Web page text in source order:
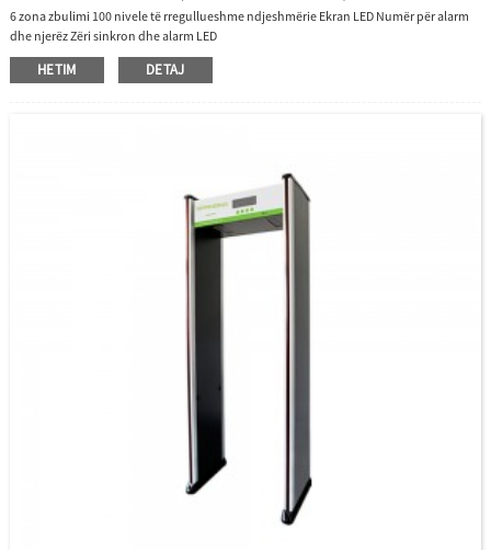
6 zona zbulimi 100 nivele të rregullueshme ndjeshmërie Ekran LED Numër për alarm
dhe njerëz Zëri sinkron dhe alarm LED
HETIM DETAJ